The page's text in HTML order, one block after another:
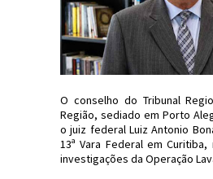
O conselho do Tribunal
Região, sediado em Porto
o juiz federal Luiz Antonio
13ª Vara Federal em
investigações da Operação